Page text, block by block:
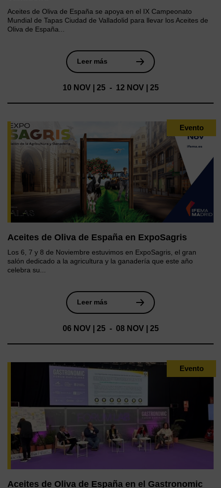
Aceites de Oliva de España se apoya en el IX Campeonato
Mundial de Tapas Ciudad de Valladolid para llevar los Aceites de
Oliva de España...
Leer más
10 NOV | 25 - 12 NOV | 25
Evento
Aceites de Oliva de España en ExpoSagris
Los 6, 7 y 8 de Noviembre estuvimos en ExpoSagris, el gran
salón dedicado a la agricultura y la ganadería que este año
celebra su...
Leer más
06 NOV | 25 - 08 NOV | 25
Evento
Aceites de Oliva de España en el Gastronomic